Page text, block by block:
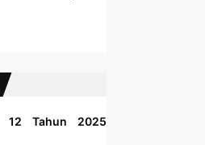
12 Tahun 2025